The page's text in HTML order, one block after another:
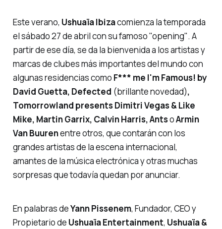
Este verano, UshuaïaIbizacomienza la temporada
el sábado 27 de abril con su famoso"opening". A
partir de ese día, se da la bienvenida a los artistas y
marcas de clubes más importantes del mundo con
algunas residencias como F*** me I'm Famous! by
David Guetta, Defected (brillante novedad),
Tomorrowland presents Dimitri Vegas & Like
Mike, Martin Garrix, Calvin Harris, AntsoArmin
Van Buurenentre otros, que contarán con los
grandes artistas de la escena internacional,
amantes de la música electrónica y otras muchas
sorpresas que todavía quedan por anunciar.
En palabras deYann Pissenem, Fundador, CEO y
Propietario de Ushuaïa Entertainment, Ushuaïa &